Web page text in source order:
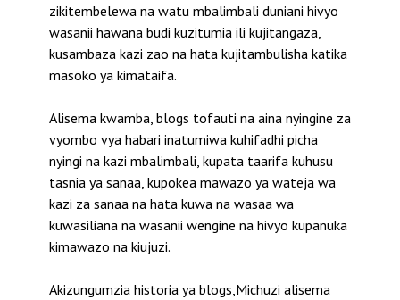
zikitembelewa na watu mbalimbali duniani hivyo
wasanii hawana budi kuzitumia ili kujitangaza,
kusambaza kazi zao na hata kujitambulisha katika
masoko ya kimataifa.
Alisema kwamba, blogs tofauti na aina nyingine za
vyombo vya habari inatumiwa kuhifadhi picha
nyingi na kazi mbalimbali, kupata taarifa kuhusu
tasnia ya sanaa, kupokea mawazo ya wateja wa
kazi za sanaa na hata kuwa na wasaa wa
kuwasiliana na wasanii wengine na hivyo kupanuka
kimawazo na kiujuzi.
Akizungumzia historia ya blogs,Michuzi alisema